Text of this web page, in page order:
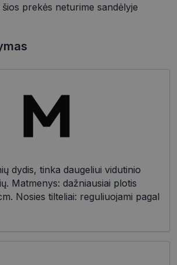
prekės neturime sandėlyje
dydis, tinka daugeliui vidutinio
Matmenys: dažniausiai plotis
Nosies tilteliai: reguliuojami pagal